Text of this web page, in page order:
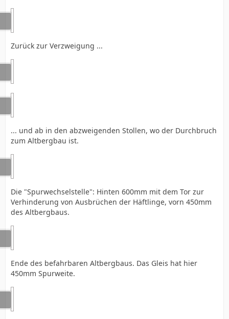
Zurück zur Verzweigung ...
... und ab in den abzweigenden Stollen, wo der Durchbruch
zum Altbergbau ist.
Die "Spurwechselstelle": Hinten 600mm mit dem Tor zur
Verhinderung von Ausbrüchen der Häftlinge, vorn 450mm
des Altbergbaus.
Ende des befahrbaren Altbergbaus. Das Gleis hat hier
450mm Spurweite.